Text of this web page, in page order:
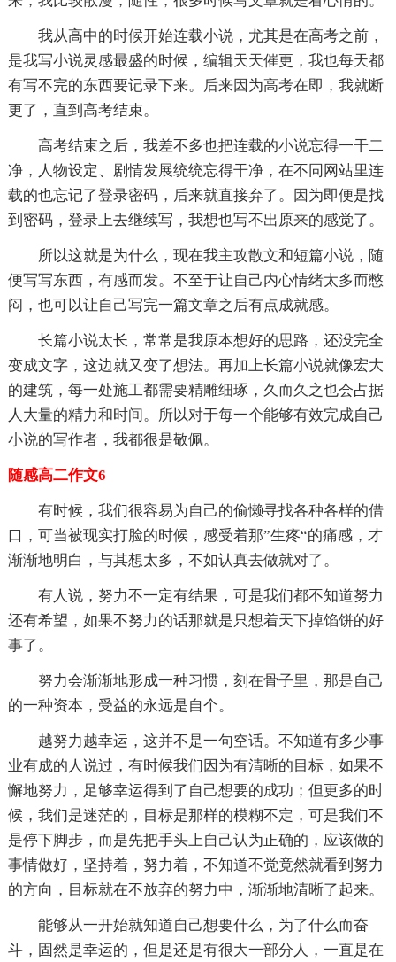
我从高中的时候开始连载小说，尤其是在高考之前，
是我写小说灵感最盛的时候，编辑天天催更，我也每天都
有写不完的东西要记录下来。后来因为高考在即，我就断
更了，直到高考结束。
高考结束之后，我差不多也把连载的小说忘得一干二
净，人物设定、剧情发展统统忘得干净，在不同网站里连
载的也忘记了登录密码，后来就直接弃了。因为即便是找
到密码，登录上去继续写，我想也写不出原来的感觉了。
所以这就是为什么，现在我主攻散文和短篇小说，随
便写写东西，有感而发。不至于让自己内心情绪太多而憋
闷，也可以让自己写完一篇文章之后有点成就感。
长篇小说太长，常常是我原本想好的思路，还没完全
变成文字，这边就又变了想法。再加上长篇小说就像宏大
的建筑，每一处施工都需要精雕细琢，久而久之也会占据
人大量的精力和时间。所以对于每一个能够有效完成自己
小说的写作者，我都很是敬佩。
随感高二作文6
有时候，我们很容易为自己的偷懒寻找各种各样的借
口，可当被现实打脸的时候，感受着那”生疼“的痛感，才
渐渐地明白，与其想太多，不如认真去做就对了。
有人说，努力不一定有结果，可是我们都不知道努力
还有希望，如果不努力的话那就是只想着天下掉馅饼的好
事了。
努力会渐渐地形成一种习惯，刻在骨子里，那是自己
的一种资本，受益的永远是自个。
越努力越幸运，这并不是一句空话。不知道有多少事
业有成的人说过，有时候我们因为有清晰的目标，如果不
懈地努力，足够幸运得到了自己想要的成功；但更多的时
候，我们是迷茫的，目标是那样的模糊不定，可是我们不
是停下脚步，而是先把手头上自己认为正确的，应该做的
事情做好，坚持着，努力着，不知道不觉竟然就看到努力
的方向，目标就在不放弃的努力中，渐渐地清晰了起来。
能够从一开始就知道自己想要什么，为了什么而奋
斗，固然是幸运的，但是还是有很大一部分人，一直是在